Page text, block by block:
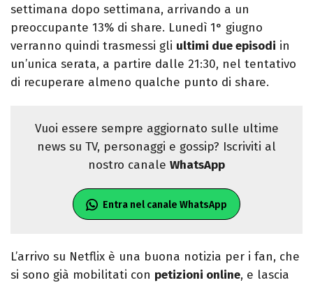
settimana dopo settimana, arrivando a un
preoccupante 13% di share. Lunedì 1° giugno
verranno quindi trasmessi gli ultimi due episodi in
un’unica serata, a partire dalle 21:30, nel tentativo
di recuperare almeno qualche punto di share.
Vuoi essere sempre aggiornato sulle ultime
news su TV, personaggi e gossip? Iscriviti al
nostro canale WhatsApp
Entra nel canale WhatsApp
L’arrivo su Netflix è una buona notizia per i fan, che
si sono già mobilitati con petizioni online, e lascia